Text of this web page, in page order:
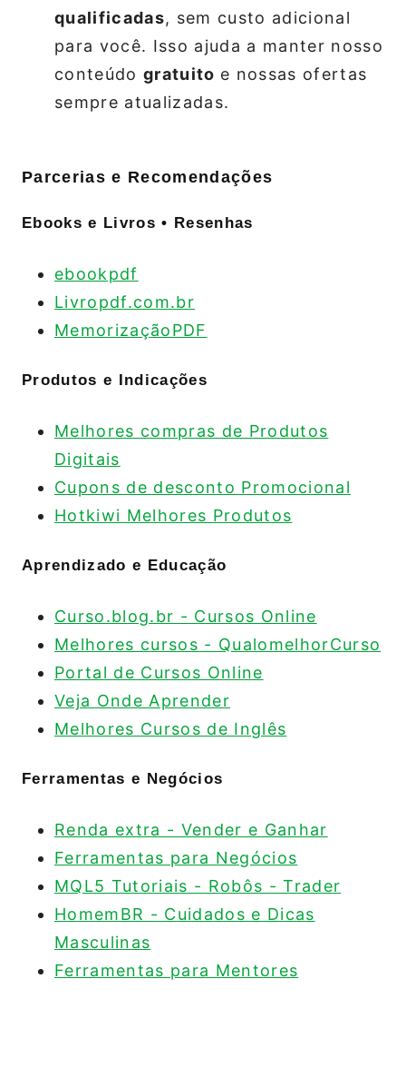
qualificadas, sem custo adicional
para você. Isso ajuda a manter nosso
conteúdo gratuito e nossas ofertas
sempre atualizadas.
Parcerias e Recomendações
Ebooks e Livros • Resenhas
ebookpdf
Livropdf.com.br
MemorizaçãoPDF
Produtos e Indicações
Melhores compras de Produtos
Digitais
Cupons de desconto Promocional
Hotkiwi Melhores Produtos
Aprendizado e Educação
Curso.blog.br - Cursos Online
Melhores cursos - QualomelhorCurso
Portal de Cursos Online
Veja Onde Aprender
Melhores Cursos de Inglês
Ferramentas e Negócios
Renda extra - Vender e Ganhar
Ferramentas para Negócios
MQL5 Tutoriais - Robôs - Trader
HomemBR - Cuidados e Dicas
Masculinas
Ferramentas para Mentores